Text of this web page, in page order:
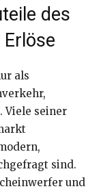
des
als
Viele seiner
sind.
und